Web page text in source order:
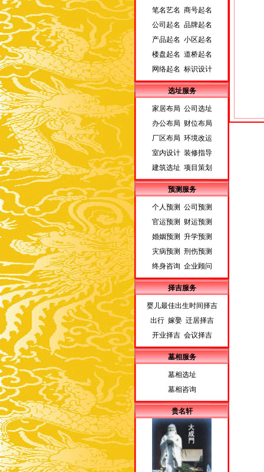
笔名艺名 商号起名
公司起名 品牌起名
产品起名 小区起名
楼盘起名 道桥起名
网络起名 标识设计
选址服务
家居布局 公司选址
办公布局 财位布局
厂区布局 环境改运
室内设计 装修指导
建筑选址 项目策划
预测服务
个人预测 公司预测
官运预测 财运预测
婚姻预测 升学预测
灾病预测 刑伤预测
终身咨询 企业顾问
择吉服务
婴儿最佳出生时间择吉
出行 嫁娶 迁居择吉
开业择吉 会议择吉
墓相服务
墓相选址
墓相咨询
贵名轩